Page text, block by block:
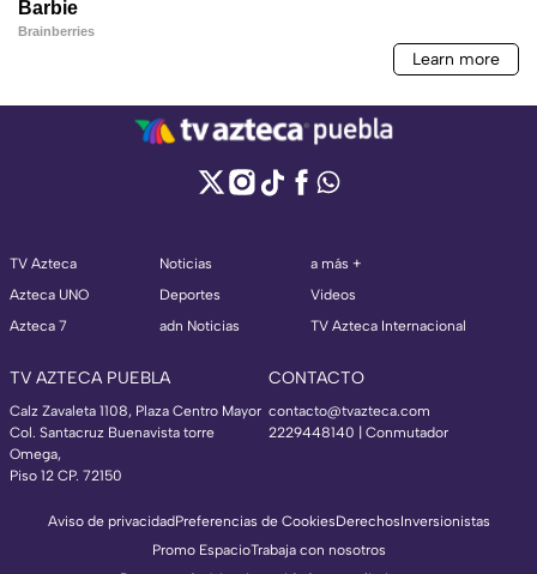
TV Azteca
Azteca UNO
Azteca 7
Noticias
Deportes
adn Noticias
a más +
Videos
TV Azteca Internacional
TV AZTECA PUEBLA
Calz Zavaleta 1108, Plaza Centro Mayor
Col. Santacruz Buenavista torre
Omega,
Piso 12 CP. 72150
CONTACTO
contacto@tvazteca.com
2229448140 | Conmutador
Aviso de privacidadPreferencias de CookiesDerechosInversionistas
Promo EspacioTrabaja con nosotros